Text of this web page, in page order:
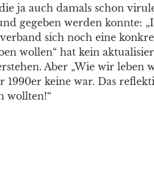
ja auch damals schon
gegeben werden konnte:
sich noch eine
wollen“ hat kein
Aber „Wie wir leben
1990er keine war. Das
wollten!“